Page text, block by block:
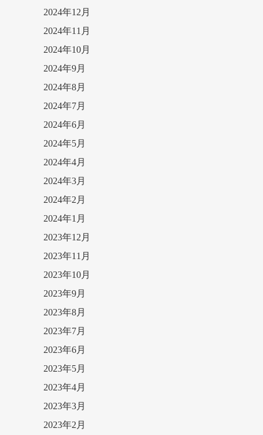
2024年12月
2024年11月
2024年10月
2024年9月
2024年8月
2024年7月
2024年6月
2024年5月
2024年4月
2024年3月
2024年2月
2024年1月
2023年12月
2023年11月
2023年10月
2023年9月
2023年8月
2023年7月
2023年6月
2023年5月
2023年4月
2023年3月
2023年2月